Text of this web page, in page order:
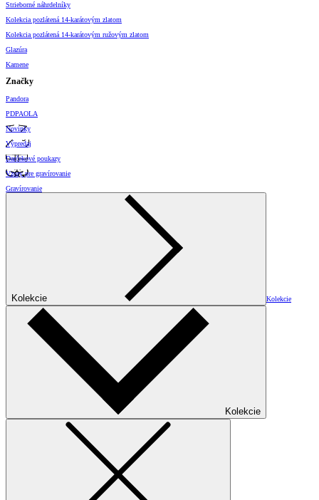
Strieborné náhrdelníky
Kolekcia pozlátená 14-karátovým zlatom
Kolekcia pozlátená 14-karátovým ružovým zlatom
Glazúra
Kamene
Značky
Pandora
PDPAOLA
Novinky
Výpredaj
Darčekové poukazy
Vzory pre gravírovanie
Gravírovanie
Kolekcie Kolekcie
Kolekcie